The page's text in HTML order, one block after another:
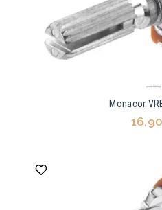
Monacor